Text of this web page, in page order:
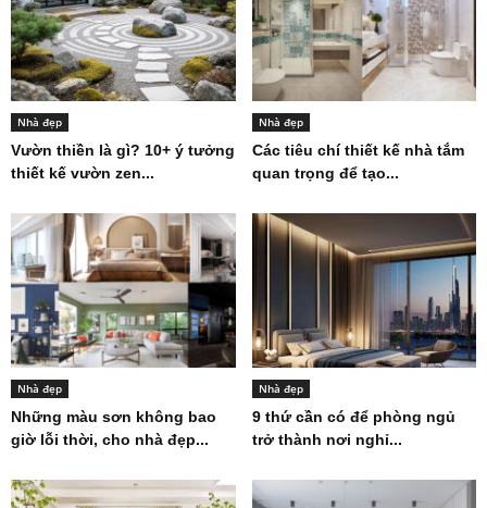
Nhà đẹp
Vườn thiền là gì? 10+ ý tưởng
thiết kế vườn zen...
Nhà đẹp
Các tiêu chí thiết kế nhà tắm
quan trọng để tạo...
Nhà đẹp
Những màu sơn không bao
giờ lỗi thời, cho nhà đẹp...
Nhà đẹp
9 thứ cần có để phòng ngủ
trở thành nơi nghỉ...